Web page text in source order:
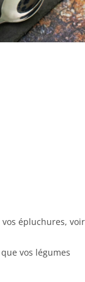
vos épluchures, voir
vos légumes